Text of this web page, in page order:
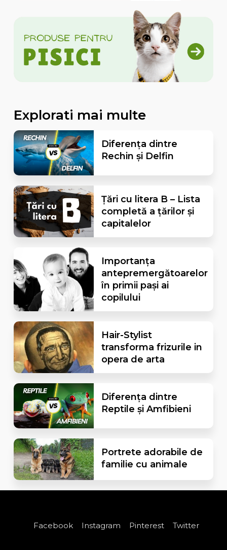
Explorati mai multe
Diferența dintre
Rechin și Delfin
Țări cu litera B – Lista
completă a țărilor și
capitalelor
Importanța
antepremergătoarelor
în primii pași ai
copilului
Hair-Stylist
transforma frizurile in
opera de arta
Diferența dintre
Reptile și Amfibieni
Portrete adorabile de
familie cu animale
Facebook Instagram Pinterest Twitter